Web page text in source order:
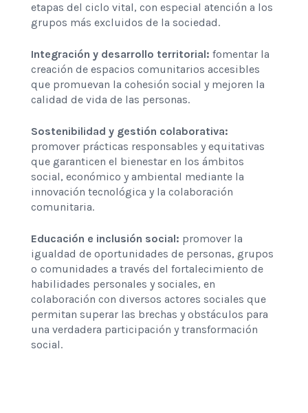
etapas del ciclo vital, con especial atención a los
grupos más excluidos de la sociedad.
Integración y desarrollo territorial: fomentar la
creación de espacios comunitarios accesibles
que promuevan la cohesión social y mejoren la
calidad de vida de las personas.
Sostenibilidad y gestión colaborativa:
promover prácticas responsables y equitativas
que garanticen el bienestar en los ámbitos
social, económico y ambiental mediante la
innovación tecnológica y la colaboración
comunitaria.
Educación e inclusión social: promover la
igualdad de oportunidades de personas, grupos
o comunidades a través del fortalecimiento de
habilidades personales y sociales, en
colaboración con diversos actores sociales que
permitan superar las brechas y obstáculos para
una verdadera participación y transformación
social.